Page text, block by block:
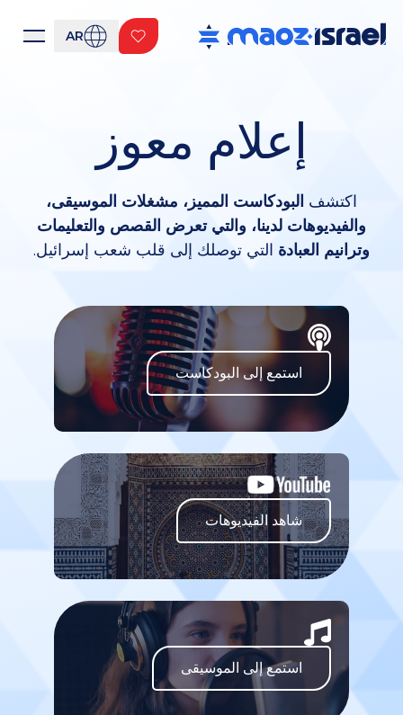
AR
إعلام معوز
اكتشف البودكاست المميز، مشغلات الموسيقى،
والفيديوهات لدينا، والتي تعرض القصص والتعليمات
وترانيم العبادة التي توصلك إلى قلب شعب إسرائيل.
استمع إلى البودكاست
شاهد الفيديوهات
استمع إلى الموسيقى